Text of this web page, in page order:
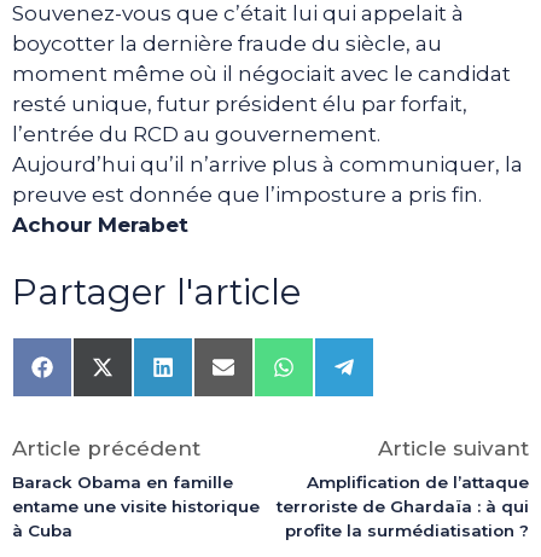
Souvenez-vous que c’était lui qui appelait à
boycotter la dernière fraude du siècle, au
moment même où il négociait avec le candidat
resté unique, futur président élu par forfait,
l’entrée du RCD au gouvernement.
Aujourd’hui qu’il n’arrive plus à communiquer, la
preuve est donnée que l’imposture a pris fin.
Achour Merabet
Partager l'article
Share
on
Share
on
(Twitter)
Share
on
Share
on
Share
on
Share
on
Article précédent
Barack Obama en famille
entame une visite historique
à Cuba
Article suivant
Amplification de l’attaque
terroriste de Ghardaïa : à qui
profite la surmédiatisation ?